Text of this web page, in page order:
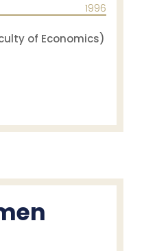
1996
of Economics)